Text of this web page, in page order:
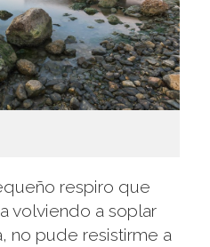
respiro que
volviendo a soplar
no pude resistirme a